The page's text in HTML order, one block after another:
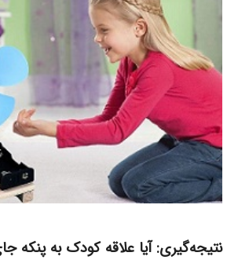
نتیجه‌گیری: آیا علاقه کودک به پنکه